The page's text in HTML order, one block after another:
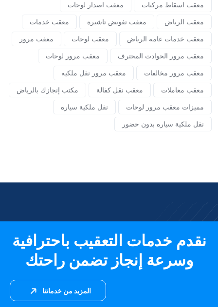
معقب اسقاط مركبات
معقب اصدار لوحات
معقب الرياض
معقب تفويض تاشيرة
معقب خدمات
معقب خدمات عامه الرياض
معقب لوحات
معقب مرور
معقب مرور الحوادث المحترف
معقب مرور لوحات
معقب مرور مخالفات
معقب مرور نقل ملكيه
معقب معاملات
معقب نقل كفالة
مكتب إنجازك بالرياض
مميزات معقب مرور لوحات
نقل ملكية سياره
نقل ملكية سياره بدون حضور
نقدم خدمات التعقيب باحترافية
وسرعة إنجاز تضمن راحتك
المزيد من خدماتنا